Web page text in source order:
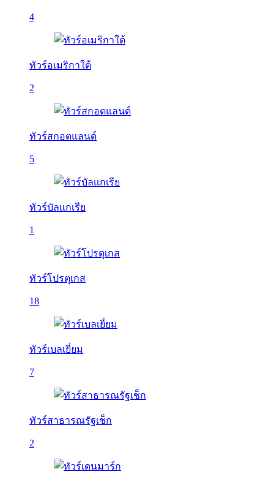
4
ทัวร์อเมริกาใต้
2
ทัวร์สกอตแลนด์
5
ทัวร์บัลเเกเรีย
1
ทัวร์โปรตุเกส
18
ทัวร์เบลเยี่ยม
7
ทัวร์สาธารณรัฐเช็ก
2